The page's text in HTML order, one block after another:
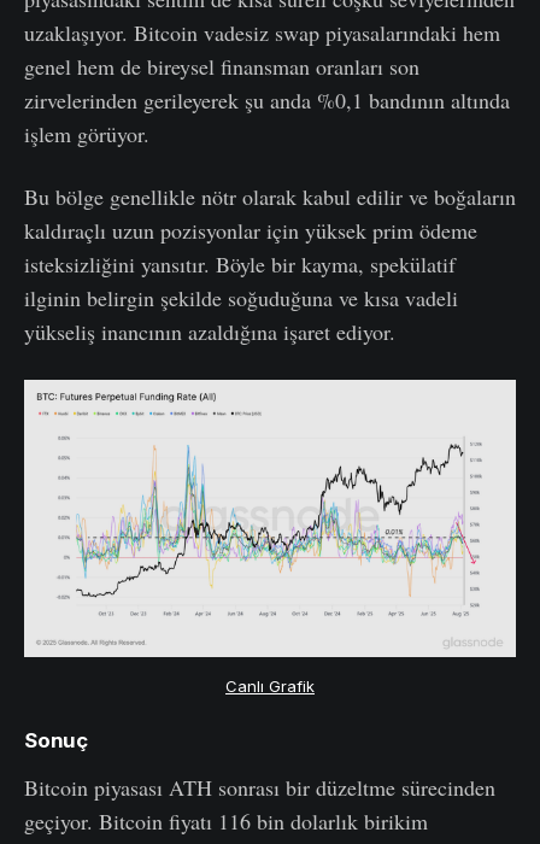
uzaklaşıyor. Bitcoin vadesiz swap piyasalarındaki hem
genel hem de bireysel finansman oranları son
zirvelerinden gerileyerek şu anda %0,1 bandının altında
işlem görüyor.
Bu bölge genellikle nötr olarak kabul edilir ve boğaların
kaldıraçlı uzun pozisyonlar için yüksek prim ödeme
isteksizliğini yansıtır. Böyle bir kayma, spekülatif
ilginin belirgin şekilde soğuduğuna ve kısa vadeli
yükseliş inancının azaldığına işaret ediyor.
Canlı Grafik
Sonuç
Bitcoin piyasası ATH sonrası bir düzeltme sürecinden
geçiyor. Bitcoin fiyatı 116 bin dolarlık birikim